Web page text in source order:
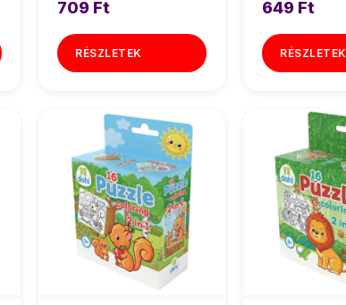
709 Ft
RÉSZLETEK
649 Ft
RÉSZLETEK